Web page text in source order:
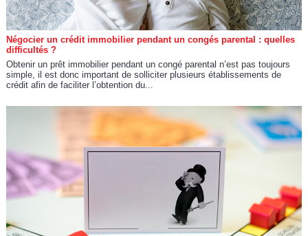
Négocier un crédit immobilier pendant un congés parental : quelles
difficultés ?
Obtenir un prêt immobilier pendant un congé parental n’est pas toujours
simple, il est donc important de solliciter plusieurs établissements de
crédit afin de faciliter l’obtention du...